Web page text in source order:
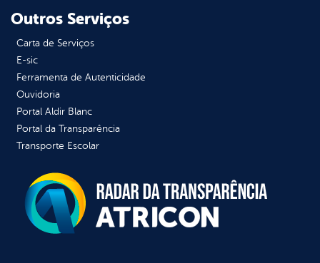
Outros Serviços
Carta de Serviços
E-sic
Ferramenta de Autenticidade
Ouvidoria
Portal Aldir Blanc
Portal da Transparência
Transporte Escolar